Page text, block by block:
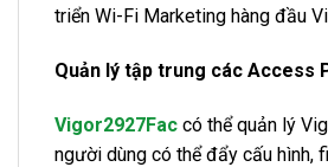
triển Wi-Fi Marketing hàng đầu
Quản lý tập trung các Access
Vigor2927Fac có thể quản lý
người dùng có thể đẩy cấu hình,